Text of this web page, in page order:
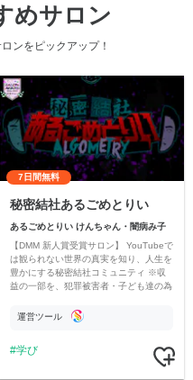
めサロン
ンをピックアップ！
7日間無料
秘密結社あるごめとりい
あるごめとりい けんちゃん・闇病み子
【DMM 新人賞受賞サロン】 YouTubeで
は観られない世界の真実を知り、人生を
豊かにする秘密結社コミュニティ ※収
益の一部を、犯罪被害者・子ども達の為
す運営ツール
学び